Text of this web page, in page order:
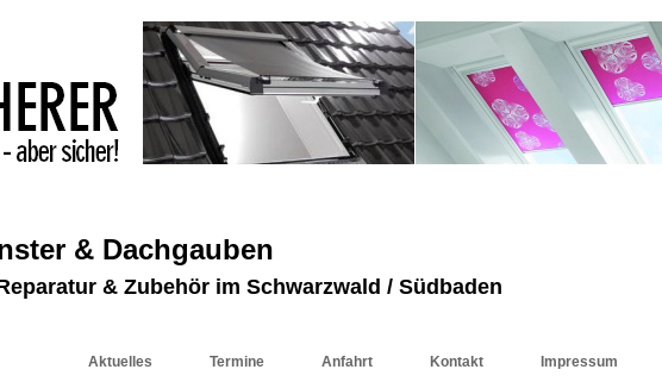
& Dachgauben
& Zubehör im Schwarzwald / Südbaden
Aktuelles Termine Anfahrt Kontakt Impressum